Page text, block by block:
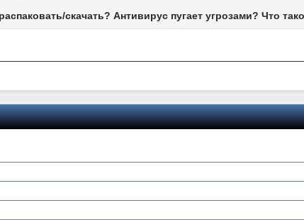
скачать? Антивирус пугает угрозами? Что